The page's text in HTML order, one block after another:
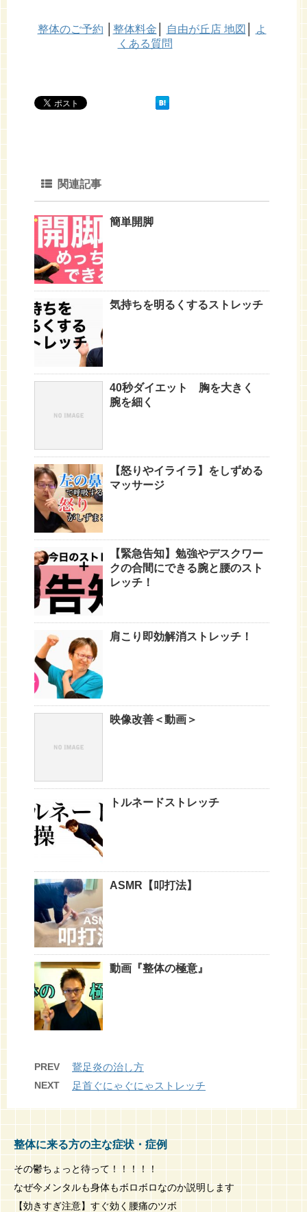
整体のご予約 整体料金 自由が丘店 地図
よ
くある質問
関連記事
簡単開脚
気持ちを明るくするストレッチ
40秒ダイエット 胸を大きく
腕を細く
【怒りやイライラ】をしずめる
マッサージ
【緊急告知】勉強やデスクワー
クの合間にできる腕と腰のスト
レッチ！
肩こり即効解消ストレッチ！
映像改善＜動画＞
トルネードストレッチ
ASMR【叩打法】
動画『整体の極意』
PREV 鵞足炎の治し方
NEXT 足首ぐにゃぐにゃストレッチ
整体に来る方の主な症状・症例
その鬱ちょっと待って！！！！！
なぜ今メンタルも身体もボロボロなのか説明します
【効きすぎ注意】すぐ効く腰痛のツボ